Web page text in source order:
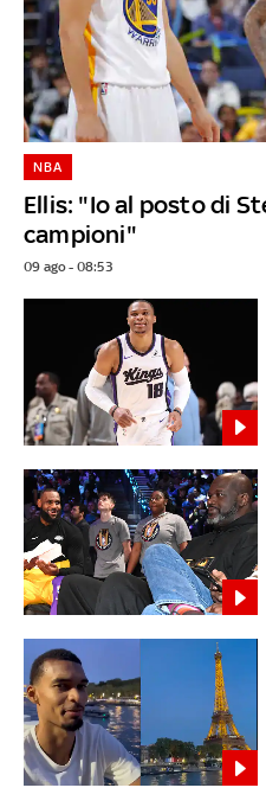
Ellis: "Io al posto di
campioni"
NBA
09 ago - 08:53